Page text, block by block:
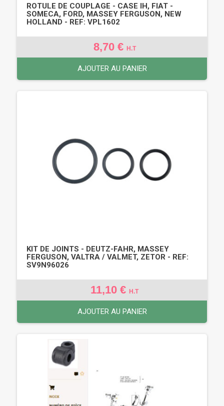
ROTULE DE COUPLAGE - CASE IH, FIAT -
SOMECA, FORD, MASSEY FERGUSON, NEW
HOLLAND - REF: VPL1602
8,70 € H.T
AJOUTER AU PANIER
KIT DE JOINTS - DEUTZ-FAHR, MASSEY
FERGUSON, VALTRA / VALMET, ZETOR - REF:
SV9N96026
11,10 € H.T
AJOUTER AU PANIER